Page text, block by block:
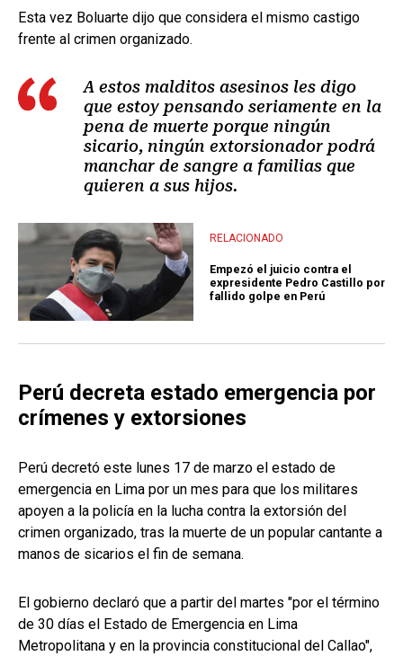
Esta vez Boluarte dijo que considera el mismo castigo
frente al crimen organizado.
A estos malditos asesinos les digo
que estoy pensando seriamente en la
pena de muerte porque ningún
sicario, ningún extorsionador podrá
manchar de sangre a familias que
quieren a sus hijos.
RELACIONADO
Empezó el juicio contra el
expresidente Pedro Castillo por
fallido golpe en Perú
Perú decreta estado emergencia por
crímenes y extorsiones
Perú decretó este lunes 17 de marzo el estado de
emergencia en Lima por un mes para que los militares
apoyen a la policía en la lucha contra la extorsión del
crimen organizado, tras la muerte de un popular cantante a
manos de sicarios el fin de semana.
El gobierno declaró que a partir del martes "por el término
de 30 días el Estado de Emergencia en Lima
Metropolitana y en la provincia constitucional del Callao",